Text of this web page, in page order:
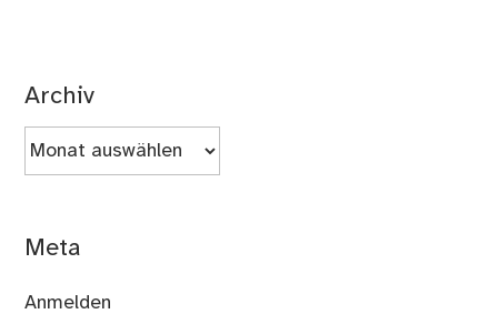
Archiv
Archiv
Meta
Anmelden